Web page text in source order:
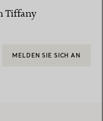
Tiffany
MELDEN SIE SICH AN